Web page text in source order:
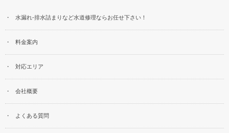
水漏れ-排水詰まりなど水道修理ならお任せ下さい！
料金案内
対応エリア
会社概要
よくある質問